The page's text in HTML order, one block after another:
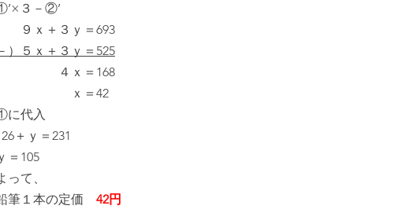
３－②’
９ｘ＋３ｙ＝693
）５ｘ＋３ｙ＝525
４ｘ＝168
ｘ＝42
に代入
＋ｙ＝231
＝105
って、
筆１本の定価 42円